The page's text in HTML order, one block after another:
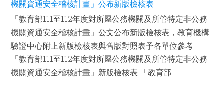
機關資通安全稽核計畫」公布新版檢核表
「教育部111至112年度對所屬公務機關及所管特定非公務
機關資通安全稽核計畫」公文公布新版檢核表，教育機構
驗證中心附上新版檢核表與舊版對照表予各單位參考
「教育部111至112年度對所屬公務機關及所管特定非公務
機關資通安全稽核計畫」新版檢核表 「教育部...